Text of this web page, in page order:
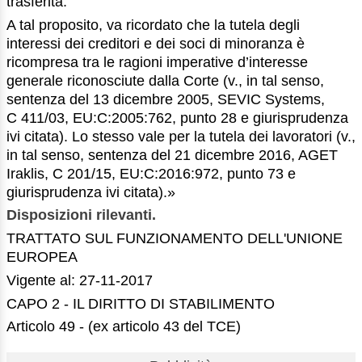
A tal proposito, va ricordato che la tutela degli
interessi dei creditori e dei soci di minoranza è
ricompresa tra le ragioni imperative d’interesse
generale riconosciute dalla Corte (v., in tal senso,
sentenza del 13 dicembre 2005, SEVIC Systems,
C 411/03, EU:C:2005:762, punto 28 e giurisprudenza
ivi citata). Lo stesso vale per la tutela dei lavoratori (v.,
in tal senso, sentenza del 21 dicembre 2016, AGET
Iraklis, C 201/15, EU:C:2016:972, punto 73 e
giurisprudenza ivi citata).»
Disposizioni rilevanti.
TRATTATO SUL FUNZIONAMENTO DELL'UNIONE
EUROPEA
Vigente al: 27-11-2017
CAPO 2 - IL DIRITTO DI STABILIMENTO
Articolo 49 - (ex articolo 43 del TCE)